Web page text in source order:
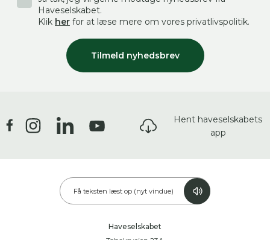
Tilmeld nyhedsbrev
Haveselskabet.
Klik her for at læse mere om vores privatlivspolitik.
Hent haveselskabets
app
Få teksten læst op (nyt vindue)
Haveselskabet